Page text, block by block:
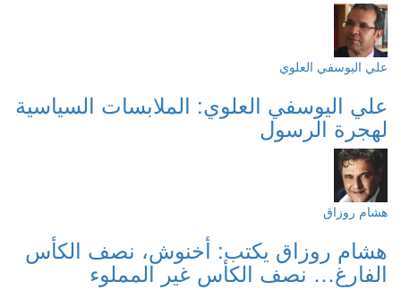
علي اليوسفي العلوي
علي اليوسفي العلوي: الملابسات السياسية
لهجرة الرسول
هشام روزاق
هشام روزاق يكتب: أخنوش، نصف الكأس
الفارغ… نصف الكأس غير المملوء